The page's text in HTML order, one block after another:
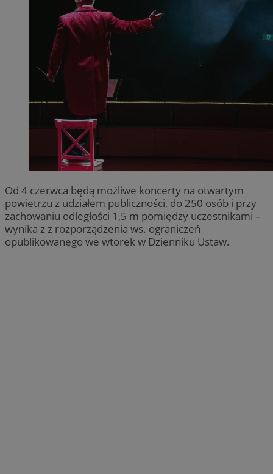
Od 4 czerwca będą możliwe koncerty na otwartym
powietrzu z udziałem publiczności, do 250 osób i przy
zachowaniu odległości 1,5 m pomiędzy uczestnikami –
wynika z z rozporządzenia ws. ograniczeń
opublikowanego we wtorek w Dzienniku Ustaw.